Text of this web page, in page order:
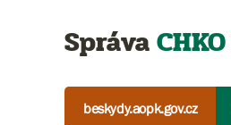
Správa
beskydy.aopk.gov.cz